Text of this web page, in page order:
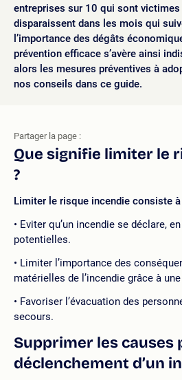
entreprises sur 10 qui sont victimes
disparaissent dans les mois qui
l’importance des dégâts
prévention efficace s’avère ainsi
alors les mesures préventives à
nos conseils dans ce guide.
Que signifie limiter le
?
Limiter le risque incendie consiste à
Eviter qu’un incendie se déclare,
potentielles.
Limiter l’importance des
matérielles de l’incendie grâce à
Favoriser l’évacuation des
secours.
Supprimer les causes
déclenchement d’un
Partager la page :